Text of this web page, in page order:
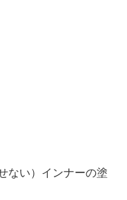
ない）インナーの塗